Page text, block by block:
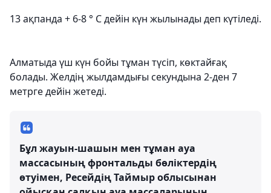
13 ақпанда + 6-8 ° С дейін күн жылынады деп күтіледі.
Алматыда үш күн бойы тұман түсіп, көктайғақ
болады. Желдің жылдамдығы секундына 2-ден 7
метрге дейін жетеді.
Бұл жауын-шашын мен тұман ауа
массасының фронтальды бөліктердің
өтуімен, Ресейдің Таймыр облысынан